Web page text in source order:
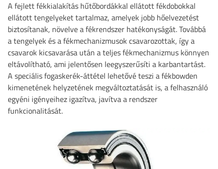
A fejlett fékkialakítás hűtőbordákkal ellátott fékdobokkal
ellátott tengelyeket tartalmaz, amelyek jobb hőelvezetést
biztosítanak, növelve a fékrendszer hatékonyságát. Továbbá
a tengelyek és a fékmechanizmusok csavarozottak, így a
csavarok kicsavarása után a teljes fékmechanizmus könnyen
eltávolítható, ami jelentősen leegyszerűsíti a karbantartást.
A speciális fogaskerék-áttétel lehetővé teszi a fékbowden
kimenetének helyzetének megváltoztatását is, a felhasználó
egyéni igényeihez igazítva, javítva a rendszer
funkcionalitását.